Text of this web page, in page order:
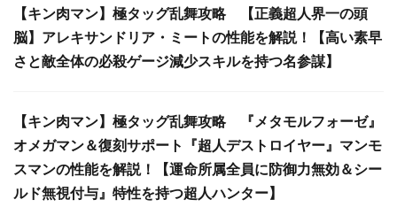
【キン肉マン】極タッグ乱舞攻略 【正義超人界一の頭
脳】アレキサンドリア・ミートの性能を解説！【高い素早
さと敵全体の必殺ゲージ減少スキルを持つ名参謀】
【キン肉マン】極タッグ乱舞攻略 『メタモルフォーゼ』
オメガマン＆復刻サポート『超人デストロイヤー』マンモ
スマンの性能を解説！【運命所属全員に防御力無効＆シー
ルド無視付与』特性を持つ超人ハンター】